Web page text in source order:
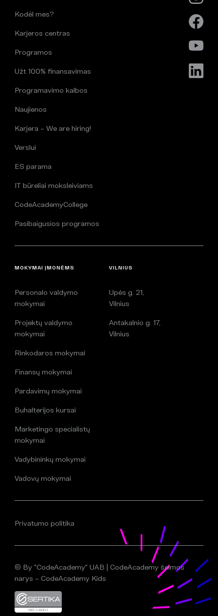
Kodėl mes?
Karjeros centras
Programos
Užt 100% finansavimas
Programavimo kalbos
Naujienos
Karjera – We are hiring!
Verslui
ES parama
IT būreliai moksleiviams
CodeAcademyCollege
Pasibaigusios programos
MOKYMAI ĮMONĖMS
Personalo valdymo
mokymai
Projektų valdymo
mokymai
Rinkodaros mokymai
Finansų mokymai
Pardavimų mokymai
Buhalterijos kursai
Marketingo specialistų
mokymai
Vadybininkų mokymai
Vadovų mokymai
VILNIUS
Upės g. 21,
Vilnius
Antakalnio g. 17,
Vilnius
Privatumo politika
© By "CodeAcademy" UAB | CodeAcademy šeimos
narys – CodeAcademy Kids